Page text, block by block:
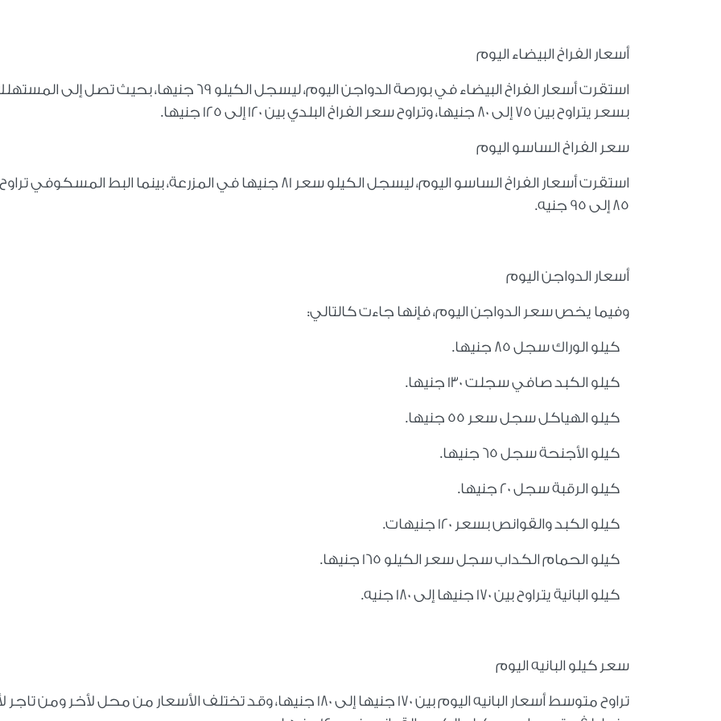
أسعار الفراخ البيضاء اليوم
استقرت أسعار الفراخ البيضاء في بورصة الدواجن اليوم، ليسجل الكيلو 69 جنيها، بحيث تصل إلى
بسعر يتراوح بين 75 إلى 80 جنيها، وتراوح سعر الفراخ البلدي بين 120 إلى 125 جنيها.
سعر الفراخ الساسو اليوم
استقرت أسعار الفراخ الساسو اليوم، ليسجل الكيلو سعر 81 جنيها في المزرعة، بينما البط المسكوفي
85 إلى 95 جنيه.
أسعار الدواجن اليوم
وفيما يخص سعر الدواجن اليوم، فإنها جاءت كالتالي:
كيلو الوراك سجل 85 جنيها.
كيلو الكبد صافي سجلت 130 جنيها.
كيلو الهياكل سجل سعر 55 جنيها.
كيلو الأجنحة سجل 65 جنيها.
كيلو الرقبة سجل 20 جنيها.
كيلو الكبد والقوانص بسعر 120 جنيهات.
كيلو الحمام الكداب سجل سعر الكيلو 165 جنيها.
كيلو البانية يتراوح بين 170 جنيها إلى 180 جنيه.
سعر كيلو البانيه اليوم
تراوح متوسط أسعار البانيه اليوم بين 170 جنيها إلى 180 جنيها، وقد تختلف الأسعار من محل لأخر ومن